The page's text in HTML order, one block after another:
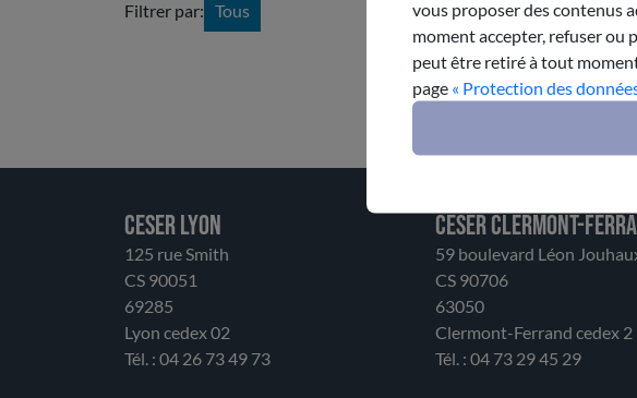
Filtrer par: Tous
CESER LYON
125 rue Smith
CS 90051
69285
Lyon cedex 02
Tél. : 04 26 73 49 73
CESER Clermont-
59 boulevard Léon
CS 90706
63050
Clermont-Ferrand cedex 2
Tél. : 04 73 29 45 29
vous proposer des contenus
moment accepter, refuser ou
peut être retiré à tout
page « Protection des